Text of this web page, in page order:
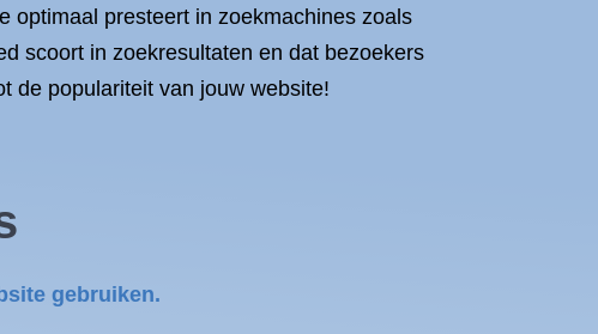
optimaal presteert in zoekmachines zoals
scoort in zoekresultaten en dat bezoekers
de populariteit van jouw website!
gebruiken.